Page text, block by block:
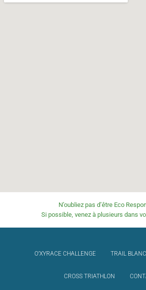
N’oubliez pas d’être Eco
Si possible, venez à plusieurs dans
O’XYRACE CHALLENGE TRAIL
CROSS TRIATHLON